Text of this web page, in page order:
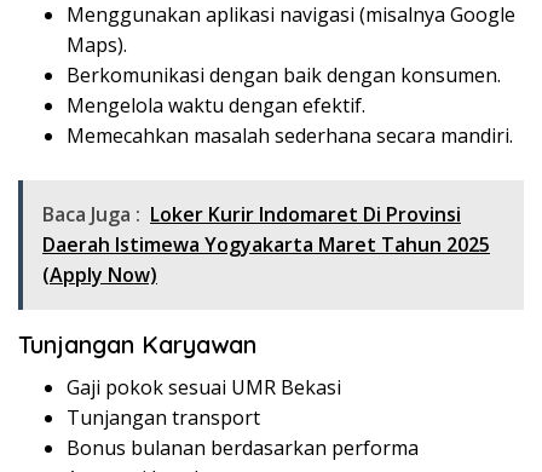
Menggunakan aplikasi navigasi (misalnya Google
Maps).
Berkomunikasi dengan baik dengan konsumen.
Mengelola waktu dengan efektif.
Memecahkan masalah sederhana secara mandiri.
Baca Juga : Loker Kurir Indomaret Di Provinsi
Daerah Istimewa Yogyakarta Maret Tahun 2025
(Apply Now)
Tunjangan Karyawan
Gaji pokok sesuai UMR Bekasi
Tunjangan transport
Bonus bulanan berdasarkan performa